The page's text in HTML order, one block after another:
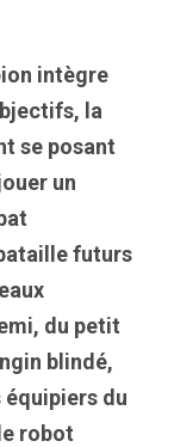
intègre
la
se posant
un
futurs
du petit
blindé,
équipiers du
robot